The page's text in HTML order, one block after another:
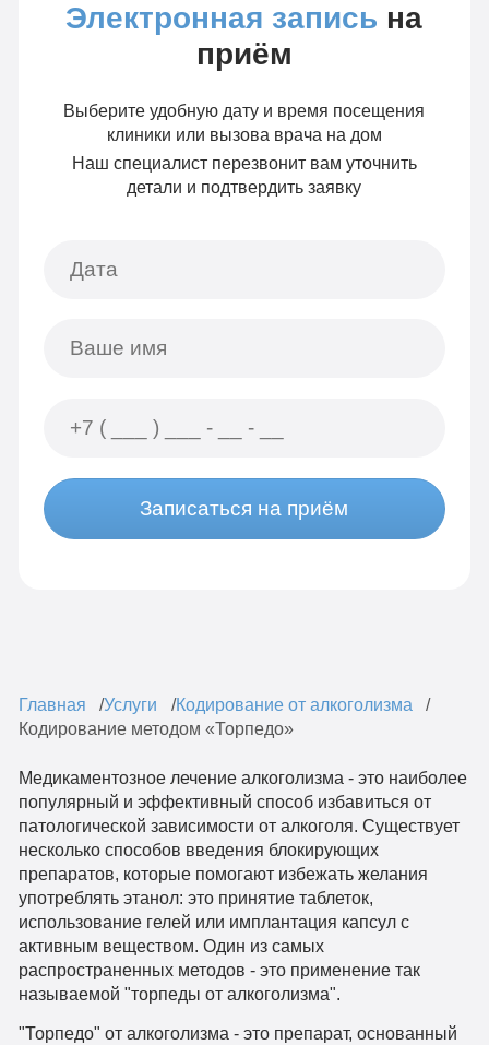
Электронная запись на
приём
Выберите удобную дату и время посещения
клиники или вызова врача на дом
Наш специалист перезвонит вам уточнить
детали и подтвердить заявку
Записаться на приём
Главная Услуги
Кодирование от алкоголизма
Кодирование методом «Торпедо»
Медикаментозное лечение алкоголизма - это наиболее
популярный и эффективный способ избавиться от
патологической зависимости от алкоголя. Существует
несколько способов введения блокирующих
препаратов, которые помогают избежать желания
употреблять этанол: это принятие таблеток,
использование гелей или имплантация капсул с
активным веществом. Один из самых
распространенных методов - это применение так
называемой "торпеды от алкоголизма".
"Торпедо" от алкоголизма - это препарат, основанный